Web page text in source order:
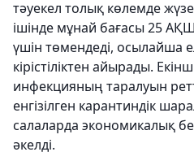
тәуекел толық көлемде
ішінде мұнай бағасы 25
үшін төмендеді, осылайша
кірістіліктен айырады.
инфекцияның таралуын
енгізілген карантиндік
салаларда экономикалық
әкелді.